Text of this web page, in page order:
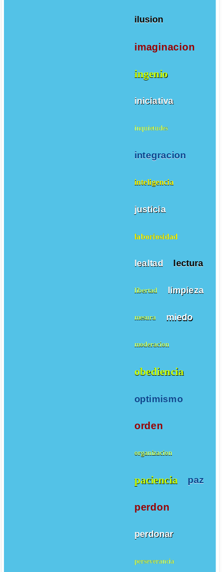
ilusion
imaginacion
ingenio
iniciativa
inquietudes
integracion
inteligencia
justicia
laboriosidad
lealtad lectura
libertad limpieza
mesura miedo
moderacion
obediencia
optimismo
orden
organizacion
paciencia paz
perdon
perdonar
perseverancia